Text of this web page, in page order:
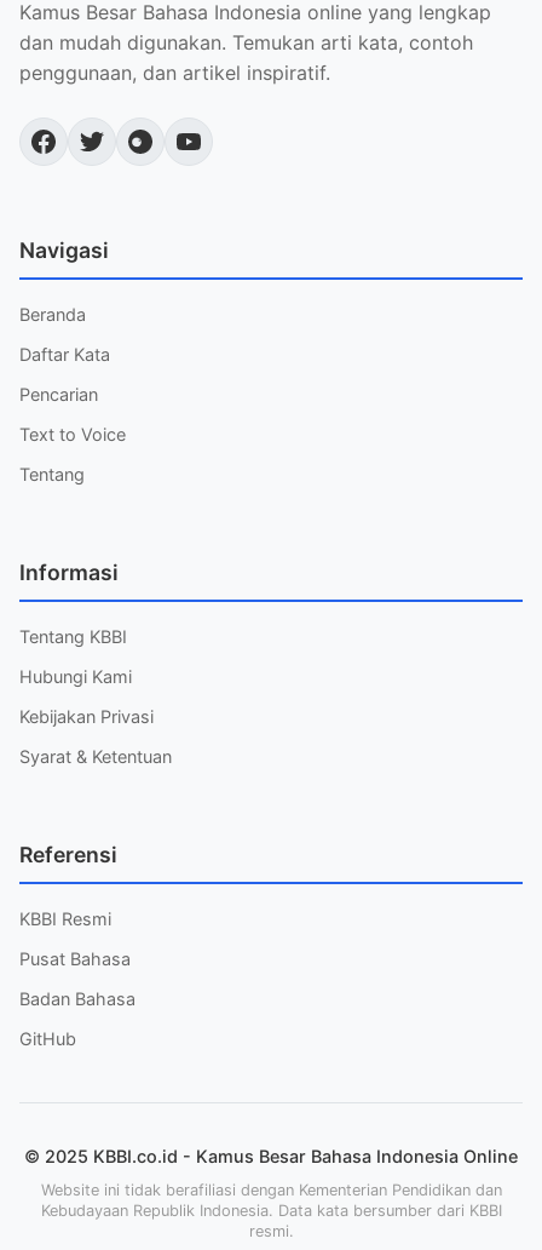
Kamus Besar Bahasa Indonesia online yang lengkap
dan mudah digunakan. Temukan arti kata, contoh
penggunaan, dan artikel inspiratif.
Navigasi
Beranda
Daftar Kata
Pencarian
Text to Voice
Tentang
Informasi
Tentang KBBI
Hubungi Kami
Kebijakan Privasi
Syarat & Ketentuan
Referensi
KBBI Resmi
Pusat Bahasa
Badan Bahasa
GitHub
© 2025 KBBI.co.id - Kamus Besar Bahasa Indonesia Online
Website ini tidak berafiliasi dengan Kementerian Pendidikan dan
Kebudayaan Republik Indonesia. Data kata bersumber dari KBBI
resmi.